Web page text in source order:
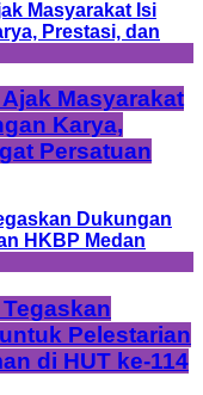
Masyarakat
Karya,
Persatuan
Pelestarian
di HUT ke-114